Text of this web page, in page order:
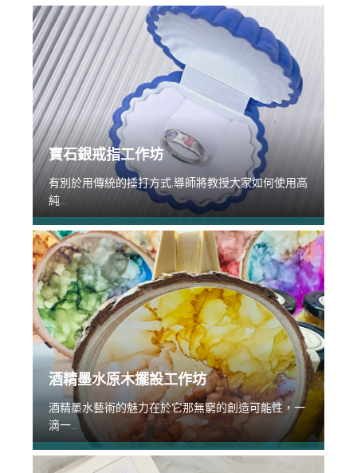
寶石銀戒指工作坊
有別於用傳統的捶打方式,導師將教授大家如何使用高
純...
酒精墨水原木擺設工作坊
酒精墨水藝術的魅力在於它那無窮的創造可能性，一
滴一...